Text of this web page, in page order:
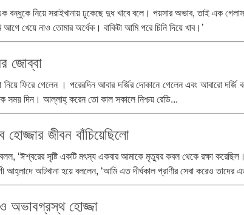
এক বন্ধুকে নিয়ে সরাইখানায় ঢুকেছে দুধ খাবে বলে। পয়সার অভাব, তাই এক
খেয়ে নাও তোমার অর্ধেক। বাকিটা আমি পরে চিনি দিয়ে খাব।’
জোব্বা
নিয়ে ফিরে গেলেন । পরেরদিন আবার দর্জির দোকানে গেলেন এবং আবারো
সময় দিন। আল্লাহ্ করেন তো কাল সকালে নিশ্চয় রেডি...
হোজ্জার জীবন বাঁচিয়েছিলো
বলল, ‘ঈশ্বরের সৃষ্টি একটি মৎস্য একবার আমাকে মৃত্যুর কবল থেকে রক্ষা
আহ্লাদে আটখানা হয়ে বললেন, ‘আমি এত দীর্ঘকাল প্রাণীর সেবা করেও তাদের
ও অভাবগ্রস্থ হোজ্জা